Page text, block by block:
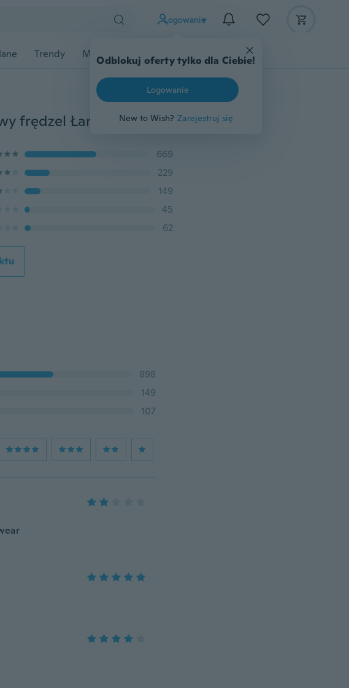
Logowanie
Odblokuj oferty tylko dla Ciebie!
Logowanie
New to Wish? Zarejestruj się
Trendy Moda Przybory dziecięce Więcej
Vintage Srebrny łańcuch talii Bells Metalowy frędzel Łańcuch brzucha Urok Łańcuchy do paska Biżuteria ciała
669
229
149
45
62
898
149
107